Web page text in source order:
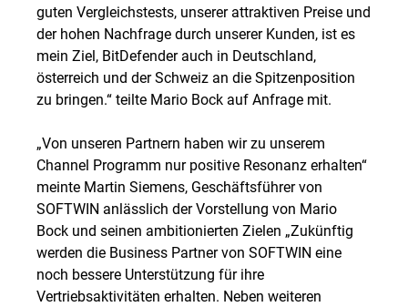
guten Vergleichstests, unserer attraktiven Preise und
der hohen Nachfrage durch unserer Kunden, ist es
mein Ziel, BitDefender auch in Deutschland,
österreich und der Schweiz an die Spitzenposition
zu bringen.“ teilte Mario Bock auf Anfrage mit.
„Von unseren Partnern haben wir zu unserem
Channel Programm nur positive Resonanz erhalten“
meinte Martin Siemens, Geschäftsführer von
SOFTWIN anlässlich der Vorstellung von Mario
Bock und seinen ambitionierten Zielen „Zukünftig
werden die Business Partner von SOFTWIN eine
noch bessere Unterstützung für ihre
Vertriebsaktivitäten erhalten. Neben weiteren